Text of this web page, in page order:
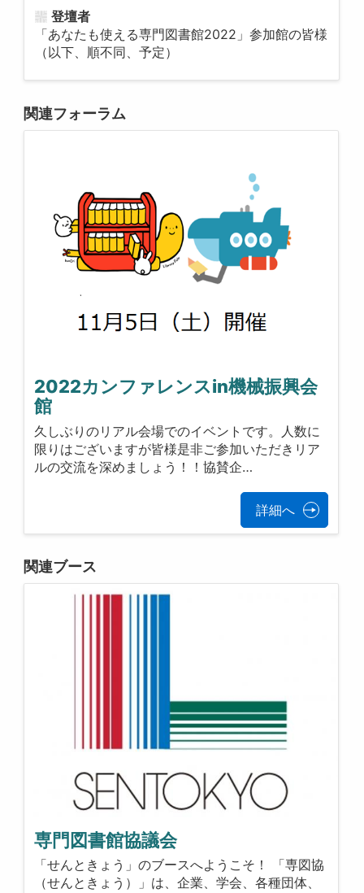
登壇者
「あなたも使える専門図書館2022」参加館の皆様
（以下、順不同、予定）
関連フォーラム
2022カンファレンスin機械振興会
館
久しぶりのリアル会場でのイベントです。人数に
限りはございますが皆様是非ご参加いただきリア
ルの交流を深めましょう！！協賛企…
詳細へ
関連ブース
専門図書館協議会
「せんときょう」のブースへようこそ！ 「専図協
（せんときょう）」は、企業、学会、各種団体、